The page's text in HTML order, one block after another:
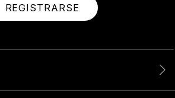
REGISTRARSE